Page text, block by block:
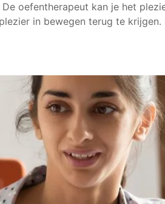
oefentherapeut kan je het
in bewegen terug te